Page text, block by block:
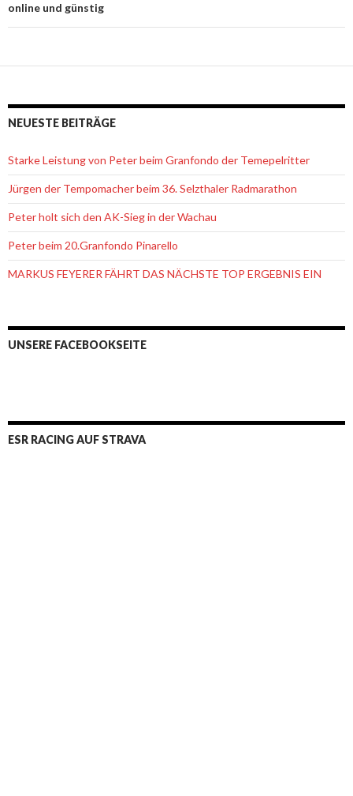
online und günstig
NEUESTE BEITRÄGE
Starke Leistung von Peter beim Granfondo der Temepelritter
Jürgen der Tempomacher beim 36. Selzthaler Radmarathon
Peter holt sich den AK-Sieg in der Wachau
Peter beim 20.Granfondo Pinarello
MARKUS FEYERER FÄHRT DAS NÄCHSTE TOP ERGEBNIS EIN
UNSERE FACEBOOKSEITE
ESR RACING AUF STRAVA